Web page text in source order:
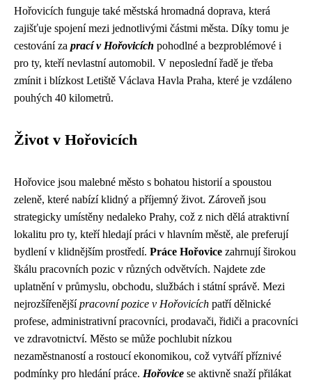
Hořovicích funguje také městská hromadná doprava, která
zajišťuje spojení mezi jednotlivými částmi města. Díky tomu je
cestování za prací v Hořovicích pohodlné a bezproblémové i
pro ty, kteří nevlastní automobil. V neposlední řadě je třeba
zmínit i blízkost Letiště Václava Havla Praha, které je vzdáleno
pouhých 40 kilometrů.
Život v Hořovicích
Hořovice jsou malebné město s bohatou historií a spoustou
zeleně, které nabízí klidný a příjemný život. Zároveň jsou
strategicky umístěny nedaleko Prahy, což z nich dělá atraktivní
lokalitu pro ty, kteří hledají práci v hlavním městě, ale preferují
bydlení v klidnějším prostředí. Práce Hořovice zahrnují širokou
škálu pracovních pozic v různých odvětvích. Najdete zde
uplatnění v průmyslu, obchodu, službách i státní správě. Mezi
nejrozšířenějšípracovní pozice v Hořovicích patří dělnické
profese, administrativní pracovníci, prodavači, řidiči a pracovníci
ve zdravotnictví. Město se může pochlubit nízkou
nezaměstnaností a rostoucí ekonomikou, což vytváří příznivé
podmínky pro hledání práce. Hořovice se aktivně snaží přilákat